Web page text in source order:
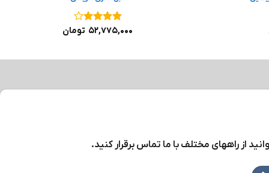
نمره۴
۵۲,۷۷۵,۰۰۰ تومان
از راههای مختلف با ما تماس برقرار کنید.